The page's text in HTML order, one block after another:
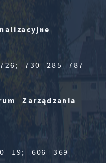
730 285 787
Zarządzania
19; 606 369